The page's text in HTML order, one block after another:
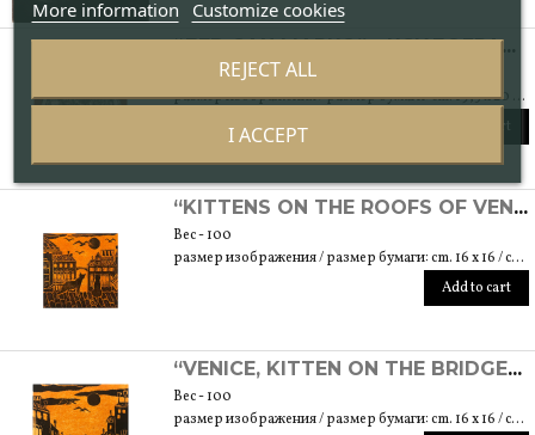
“ЛЕВ САН МАРКО” - КСИЛОГРАФИЯ
Вес - 100
размер изображения / размер бумаги: cm. 19,5 x 20 / cm. 24,5 x 35
Add to cart
“KITTENS ON THE ROOFS OF VENICE” - КСИЛОГРАФИЯ
Вес - 100
размер изображения / размер бумаги: cm. 16 x 16 / cm. 20 x 20
Add to cart
“VENICE, KITTEN ON THE BRIDGE” - КСИЛОГРАФИЯ
Вес - 100
размер изображения / размер бумаги: cm. 16 x 16 / cm. 16 x 16
More information Customize cookies
REJECT ALL
I ACCEPT